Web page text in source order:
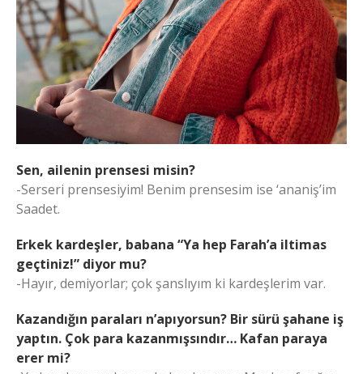
Sen, ailenin prensesi misin?
-Serseri prensesiyim! Benim prensesim ise ‘ananiş’im
Saadet.
Erkek kardeşler, babana “Ya hep Farah’a iltimas
geçtiniz!” diyor mu?
-Hayır, demiyorlar; çok şanslıyım ki kardeşlerim var.
Kazandığın paraları n’apıyorsun? Bir sürü şahane iş
yaptın. Çok para kazanmışsındır… Kafan paraya
erer mi?